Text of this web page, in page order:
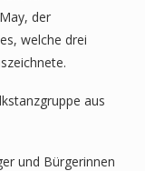
der
welche drei
aus
und Bürgerinnen